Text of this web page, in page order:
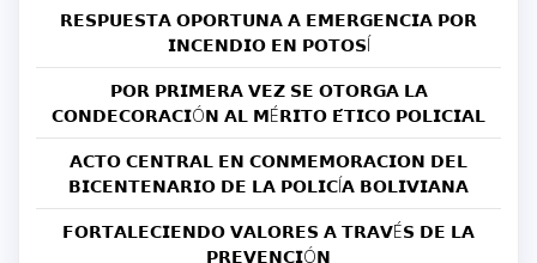
𝗥𝗘𝗦𝗣𝗨𝗘𝗦𝗧𝗔 𝗢𝗣𝗢𝗥𝗧𝗨𝗡𝗔 𝗔 𝗘𝗠𝗘𝗥𝗚𝗘𝗡𝗖𝗜𝗔 𝗣𝗢𝗥
𝗜𝗡𝗖𝗘𝗡𝗗𝗜𝗢 𝗘𝗡 𝗣𝗢𝗧𝗢𝗦Í
𝗣𝗢𝗥 𝗣𝗥𝗜𝗠𝗘𝗥𝗔 𝗩𝗘𝗭 𝗦𝗘 𝗢𝗧𝗢𝗥𝗚𝗔 𝗟𝗔
𝗖𝗢𝗡𝗗𝗘𝗖𝗢𝗥𝗔𝗖𝗜Ó𝗡 𝗔𝗟 𝗠É𝗥𝗜𝗧𝗢 𝗘́𝗧𝗜𝗖𝗢 𝗣𝗢𝗟𝗜𝗖𝗜𝗔𝗟
𝗔𝗖𝗧𝗢 𝗖𝗘𝗡𝗧𝗥𝗔𝗟 𝗘𝗡 𝗖𝗢𝗡𝗠𝗘𝗠𝗢𝗥𝗔𝗖𝗜𝗢𝗡 𝗗𝗘𝗟
𝗕𝗜𝗖𝗘𝗡𝗧𝗘𝗡𝗔𝗥𝗜𝗢 𝗗𝗘 𝗟𝗔 𝗣𝗢𝗟𝗜𝗖Í𝗔 𝗕𝗢𝗟𝗜𝗩𝗜𝗔𝗡𝗔
𝗙𝗢𝗥𝗧𝗔𝗟𝗘𝗖𝗜𝗘𝗡𝗗𝗢 𝗩𝗔𝗟𝗢𝗥𝗘𝗦 𝗔 𝗧𝗥𝗔𝗩É𝗦 𝗗𝗘 𝗟𝗔
𝗣𝗥𝗘𝗩𝗘𝗡𝗖𝗜Ó𝗡